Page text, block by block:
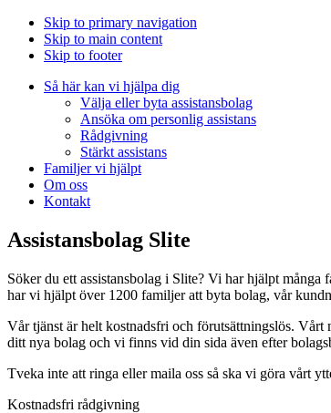
Skip to primary navigation
Skip to main content
Skip to footer
Så här kan vi hjälpa dig
Välja eller byta assistansbolag
Ansöka om personlig assistans
Rådgivning
Stärkt assistans
Familjer vi hjälpt
Om oss
Kontakt
Assistansbolag Slite
Söker du ett assistansbolag i Slite? Vi har hjälpt
har vi hjälpt över 1200 familjer att byta bolag, vår
Vår tjänst är helt kostnadsfri och förutsättningslös.
ditt nya bolag och vi finns vid din sida även efter
Tveka inte att ringa eller maila oss så ska vi göra vårt
Kostnadsfri rådgivning